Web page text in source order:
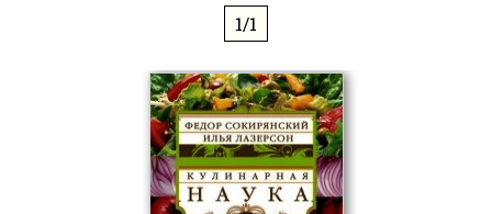
1/1